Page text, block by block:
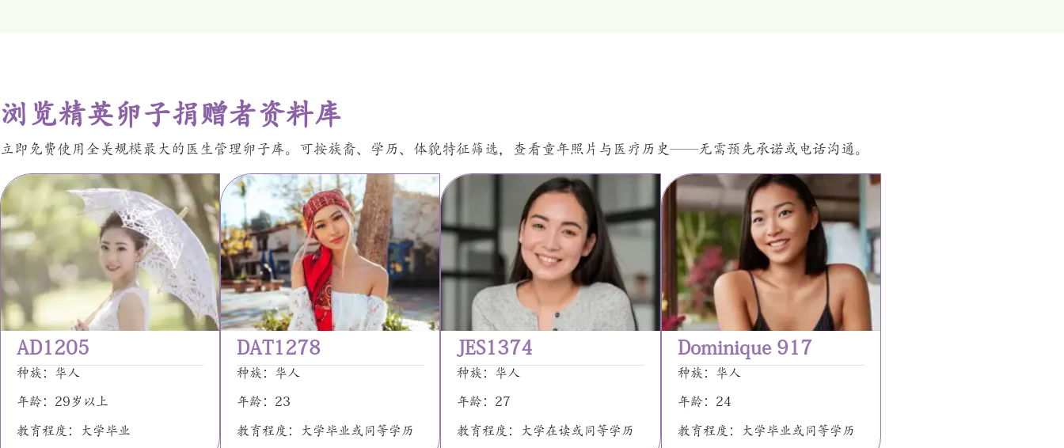
浏览精英卵子捐赠者资料库
立即免费使用全美规模最大的医生管理卵子库。可按族裔、学历、体貌特征筛选，查看童年照片与医疗历史——无需预先承诺或电话沟通。
AD1205
种族：华人
年龄：29岁以上
教育程度：大学毕业
DAT1278
种族：华人
年龄：23
教育程度：大学毕业或同等学历
JES1374
种族：华人
年龄：27
教育程度：大学在读或同等学历
Dominique 917
种族：华人
年龄：24
教育程度：大学毕业或同等学历